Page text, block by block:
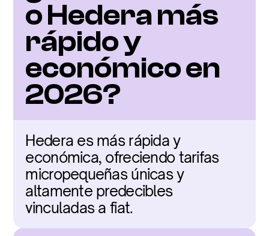
o Hedera más
rápido y
económico en
2026?
Hedera es más rápida y
económica, ofreciendo tarifas
micropequeñas únicas y
altamente predecibles
vinculadas a fiat.